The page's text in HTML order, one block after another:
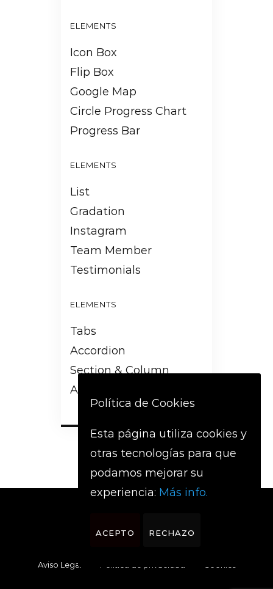
ELEMENTS
Icon Box
Flip Box
Google Map
Circle Progress Chart
Progress Bar
ELEMENTS
List
Gradation
Instagram
Team Member
Testimonials
ELEMENTS
Tabs
Accordion
Section & Column
Advanced Charts
Aviso Legal
Política de Cookies
Esta página utiliza cookies y
otras tecnologías para que
podamos mejorar su
experiencia: Más info.
ACEPTO RECHAZO